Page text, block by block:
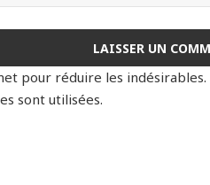
pour réduire les indésirables.
sont utilisées.